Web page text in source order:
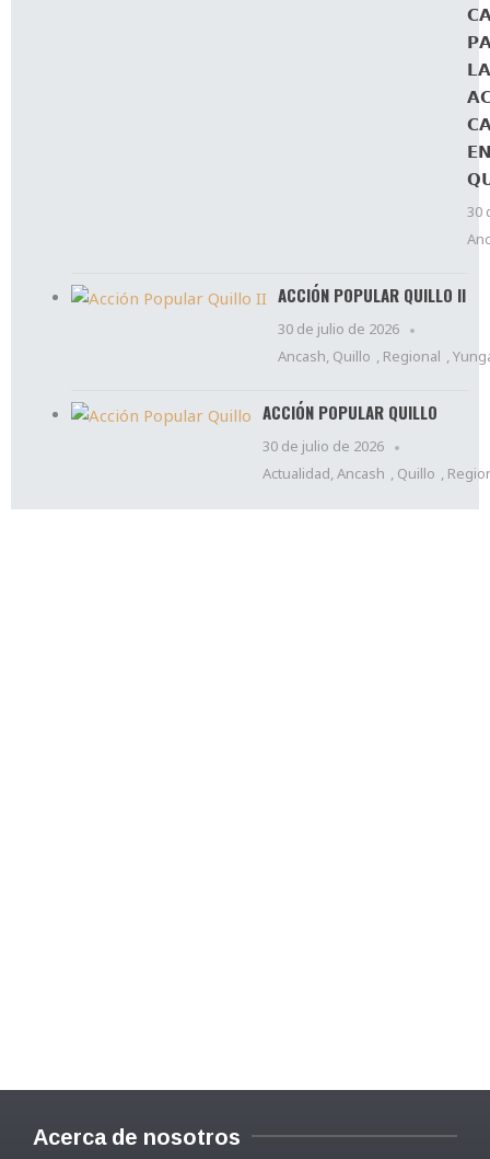
𝗟𝗔
30
ACCIÓN POPULAR QUILLO II
30 de julio de 2026
Ancash, Quillo , Regional ,
ACCIÓN POPULAR QUILLO
30 de julio de 2026
Actualidad,Ancash , Quillo ,
Acerca de nosotros